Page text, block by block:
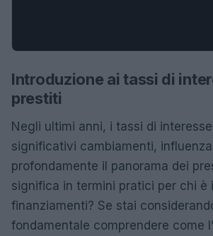
Introduzione ai tassi di
prestiti
Negli ultimi anni, i tassi di
significativi cambiamenti,
profondamente il panorama dei
significa in termini pratici per chi è
finanziamenti? Se stai
fondamentale comprendere come